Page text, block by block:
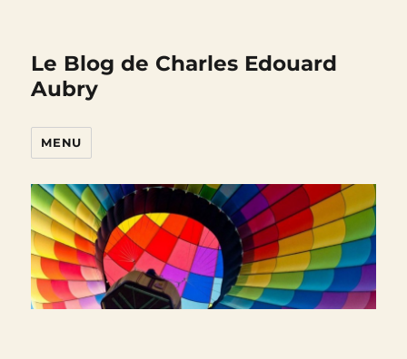
Le Blog de Charles Edouard
Aubry
MENU